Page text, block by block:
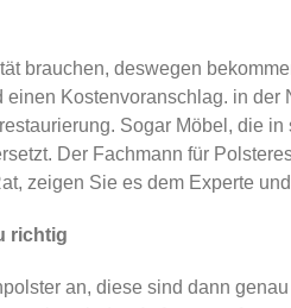
brauchen, deswegen
Kostenvoranschlag. in
Sogar Möbel, die
Der Fachmann für
zeigen Sie es dem Experte
richtig
an, diese sind dann